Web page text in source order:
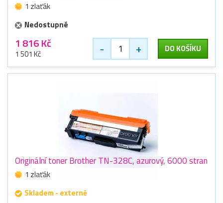
1 zlaťák
Nedostupné
1 816 Kč
1 501 Kč - + DO KOŠÍKU
Originální toner Brother TN-328C, azurový, 6000 stran
1 zlaťák
Skladem - externě